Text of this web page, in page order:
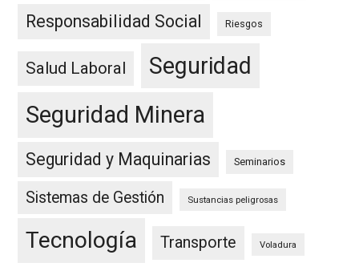
Responsabilidad Social Riesgos
Salud Laboral
Seguridad
Seguridad Minera
Seguridad y Maquinarias Seminarios
Sistemas de Gestión Sustancias peligrosas
Tecnología Transporte Voladura